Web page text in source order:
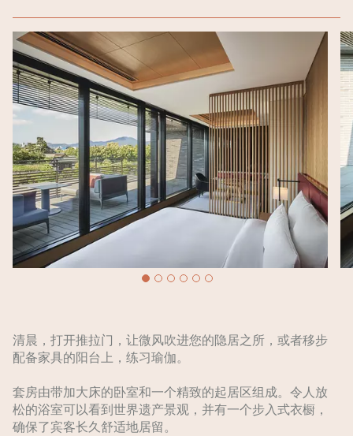
清晨，打开推拉门，让微风吹进您的隐居之所，或者移步
配备家具的阳台上，练习瑜伽。
套房由带加大床的卧室和一个精致的起居区组成。令人放
松的浴室可以看到世界遗产景观，并有一个步入式衣橱，
确保了宾客长久舒适地居留。